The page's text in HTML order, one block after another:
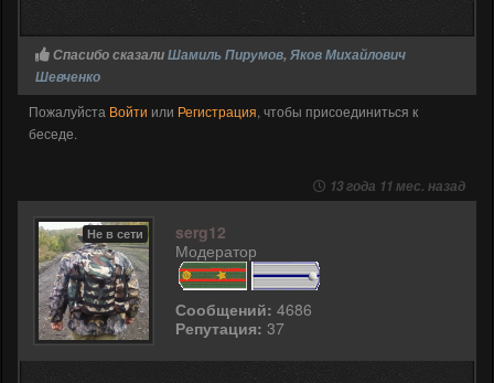
Спасибо сказалиШамиль Пирумов, Яков Михайлович
Шевченко
Пожалуйста Войти или Регистрация, чтобы присоединиться к
беседе.
13 года 11 мес. назад
Не в сети
serg12
Модератор
Сообщений: 4686
Репутация: 37